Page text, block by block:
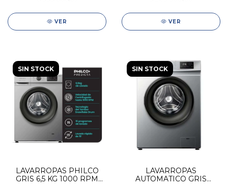
VER VER
SIN STOCK
LAVARROPAS PHILCO
GRIS 6,5 KG 1000 RPM
SIN STOCK
LAVARROPAS
AUTOMATICO GRIS